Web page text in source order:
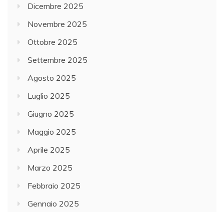
Dicembre 2025
Novembre 2025
Ottobre 2025
Settembre 2025
Agosto 2025
Luglio 2025
Giugno 2025
Maggio 2025
Aprile 2025
Marzo 2025
Febbraio 2025
Gennaio 2025